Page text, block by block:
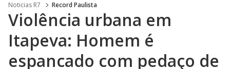
Noticias R7 Record Paulista
Violência urbana em
Itapeva: Homem é
espancado com pedaço de